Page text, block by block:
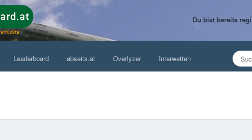
Du bist bereits
Leaderboard abseits.at Overlyzer Interwetten